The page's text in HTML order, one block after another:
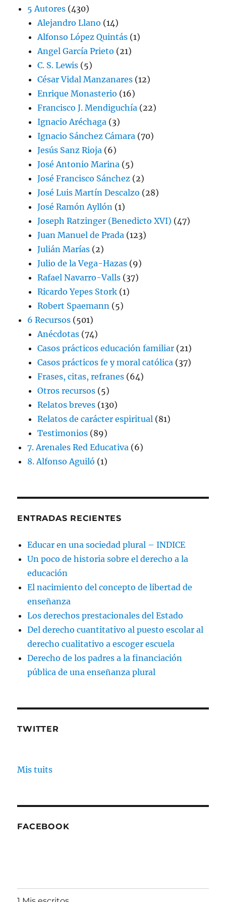
5 Autores (430)
Alejandro Llano (14)
Alfonso López Quintás (1)
Angel García Prieto (21)
C. S. Lewis (5)
César Vidal Manzanares (12)
Enrique Monasterio (16)
Francisco J. Mendiguchía (22)
Ignacio Aréchaga (3)
Ignacio Sánchez Cámara (70)
Jesús Sanz Rioja (6)
José Antonio Marina (5)
José Francisco Sánchez (2)
José Luis Martín Descalzo (28)
José Ramón Ayllón (1)
Joseph Ratzinger (Benedicto XVI) (47)
Juan Manuel de Prada (123)
Julián Marías (2)
Julio de la Vega-Hazas (9)
Rafael Navarro-Valls (37)
Ricardo Yepes Stork (1)
Robert Spaemann (5)
6 Recursos (501)
Anécdotas (74)
Casos prácticos educación familiar (21)
Casos prácticos fe y moral católica (37)
Frases, citas, refranes (64)
Otros recursos (5)
Relatos breves (130)
Relatos de carácter espiritual (81)
Testimonios (89)
7. Arenales Red Educativa (6)
8. Alfonso Aguiló (1)
ENTRADAS RECIENTES
Educar en una sociedad plural – INDICE
Un poco de historia sobre el derecho a la
educación
El nacimiento del concepto de libertad de
enseñanza
Los derechos prestacionales del Estado
Del derecho cuantitativo al puesto escolar al
derecho cualitativo a escoger escuela
Derecho de los padres a la financiación
pública de una enseñanza plural
TWITTER
Mis tuits
FACEBOOK